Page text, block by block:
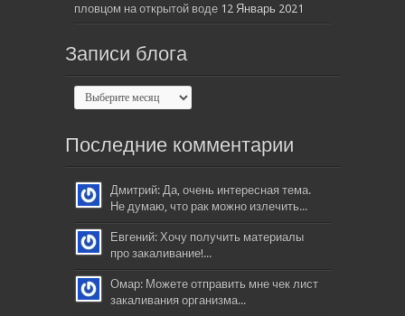
пловцом на открытой воде 12 Январь 2021
Записи блога
Последние комментарии
Дмитрий: Да, очень интересная тема.
Не думаю, что рак можно излечить...
Евгений: Хочу получить материалы
про закаливание!...
Омар: Можете отправить мне чек лист
закаливания организма...